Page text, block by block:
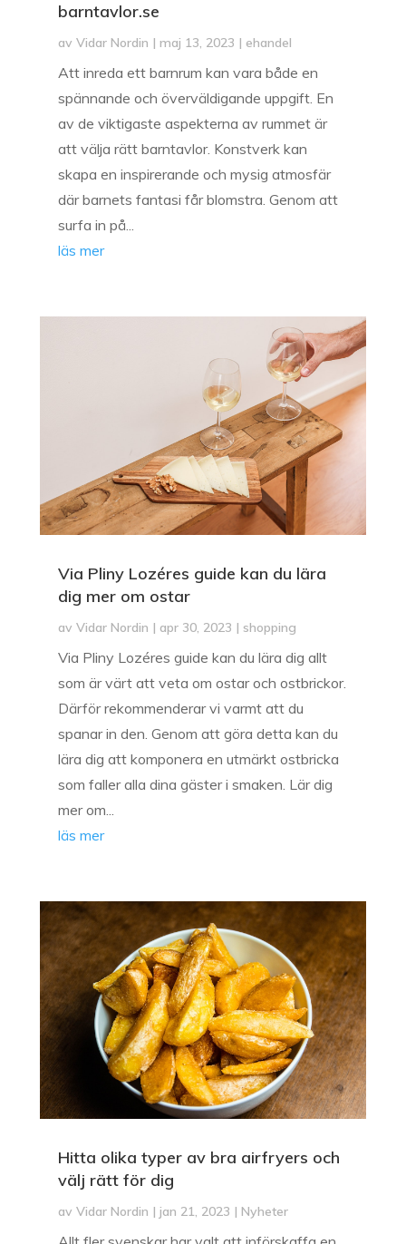
barntavlor.se
av Vidar Nordin | maj 13, 2023 | ehandel
Att inreda ett barnrum kan vara både en
spännande och överväldigande uppgift. En
av de viktigaste aspekterna av rummet är
att välja rätt barntavlor. Konstverk kan
skapa en inspirerande och mysig atmosfär
där barnets fantasi får blomstra. Genom att
surfa in på...
läs mer
Via Pliny Lozéres guide kan du lära
dig mer om ostar
av Vidar Nordin | apr 30, 2023 | shopping
Via Pliny Lozéres guide kan du lära dig allt
som är värt att veta om ostar och ostbrickor.
Därför rekommenderar vi varmt att du
spanar in den. Genom att göra detta kan du
lära dig att komponera en utmärkt ostbricka
som faller alla dina gäster i smaken. Lär dig
mer om...
läs mer
Hitta olika typer av bra airfryers och
välj rätt för dig
av Vidar Nordin | jan 21, 2023 | Nyheter